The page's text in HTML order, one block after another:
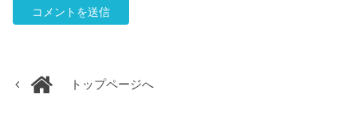
トップページへ